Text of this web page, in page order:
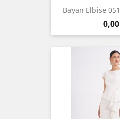
Bayan Elbise